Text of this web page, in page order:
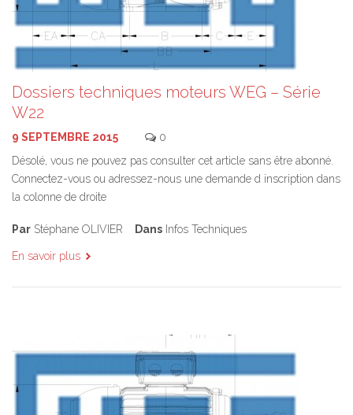
Dossiers techniques moteurs WEG – Série
W22
9 SEPTEMBRE 2015
0
Désolé, vous ne pouvez pas consulter cet article sans être abonné.
Connectez-vous ou adressez-nous une demande d inscription dans
la colonne de droite
Par Stéphane OLIVIER Dans Infos Techniques
En savoir plus